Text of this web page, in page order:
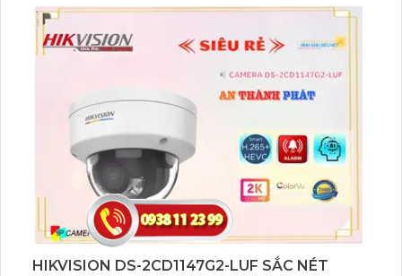
nhanh qua IP POE.
HIKVISION DS-2CD1147G2-LUF SẮC NÉT